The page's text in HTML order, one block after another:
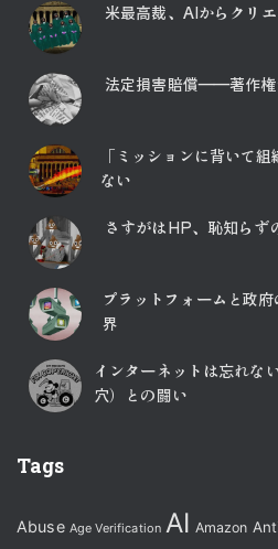
米最高裁、AIからクリ
法定損害賠償――著作権
「ミッションに背いて
ない
さすがはHP、恥知らず
プラットフォームと政
界
インターネットは忘れ
穴）との闘い
Tags
Abuse Age Verification AI Amazon